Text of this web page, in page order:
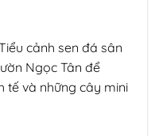
cảnh sen đá sân
Ngọc Tân để
tế và những cây mini